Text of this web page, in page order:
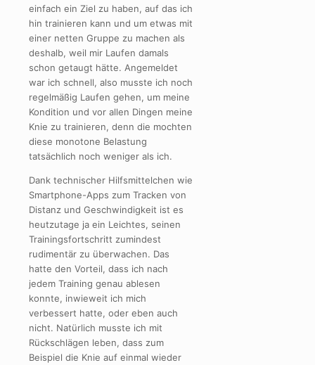
einfach ein Ziel zu haben, auf das ich
hin trainieren kann und um etwas mit
einer netten Gruppe zu machen als
deshalb, weil mir Laufen damals
schon getaugt hätte. Angemeldet
war ich schnell, also musste ich noch
regelmäßig Laufen gehen, um meine
Kondition und vor allen Dingen meine
Knie zu trainieren, denn die mochten
diese monotone Belastung
tatsächlich noch weniger als ich.
Dank technischer Hilfsmittelchen wie
Smartphone-Apps zum Tracken von
Distanz und Geschwindigkeit ist es
heutzutage ja ein Leichtes, seinen
Trainingsfortschritt zumindest
rudimentär zu überwachen. Das
hatte den Vorteil, dass ich nach
jedem Training genau ablesen
konnte, inwieweit ich mich
verbessert hatte, oder eben auch
nicht. Natürlich musste ich mit
Rückschlägen leben, dass zum
Beispiel die Knie auf einmal wieder